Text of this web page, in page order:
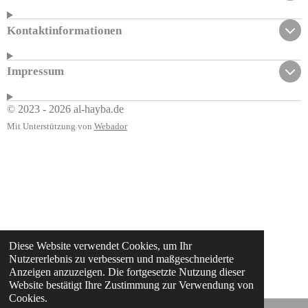
Diese Website verwendet Cookies, um Ihr
Nutzererlebnis zu verbessern und maßgeschneiderte
Anzeigen anzuzeigen. Die fortgesetzte Nutzung dieser
Website bestätigt Ihre Zustimmung zur Verwendung von
Cookies.
Kontaktinformationen
Impressum
© 2023 - 2026 al-hayba.de
Mit Unterstützung von Webador